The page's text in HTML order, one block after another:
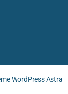
WordPress Astra